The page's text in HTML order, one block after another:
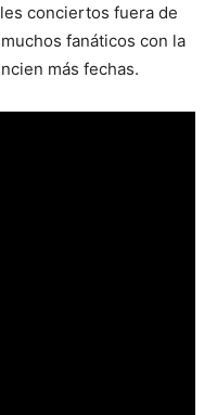
conciertos fuera de
fanáticos con la
más fechas.